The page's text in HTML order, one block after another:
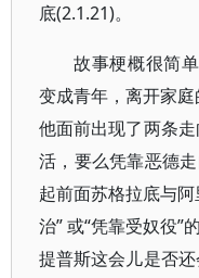
底(2.1.21)。
故事梗概很简
变成青年，离开家
他面前出现了两条
活，要么凭靠恶德
起前面苏格拉底与
治” 或“凭靠受奴役”
提普斯这会儿是否